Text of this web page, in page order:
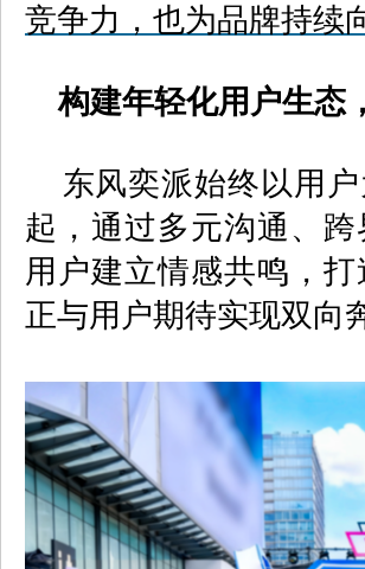
竞争力，也为品牌持续
构建年轻化用户生态
东风奕派始终以用户
起，通过多元沟通、
用户建立情感共鸣，
正与用户期待实现双向